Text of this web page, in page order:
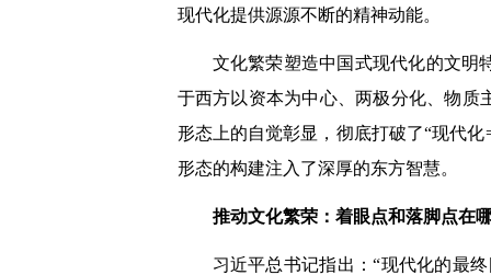
现代化提供源源不断的精神动能。
文化繁荣塑造中国式现代化的文明
于西方以资本为中心、两极分化、物质
形态上的自觉彰显，彻底打破了“现代
形态的构建注入了深厚的东方智慧。
推动文化繁荣：着眼点和落脚点在
习近平总书记指出：“现代化的最